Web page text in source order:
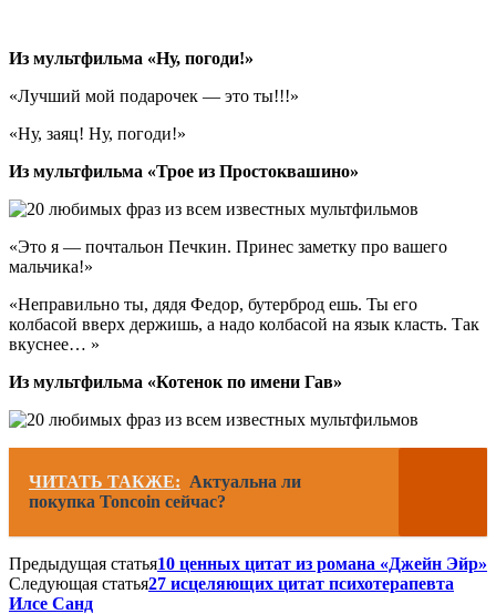
Из мультфильма «Ну, погоди!»
«Лучший мой подарочек ― это ты!!!»
«Ну, заяц! Ну, погоди!»
Из мультфильма «Трое из Простоквашино»
«Это я ― почтальон Печкин. Принес заметку про вашего
мальчика!»
«Неправильно ты, дядя Федор, бутерброд ешь. Ты его
колбасой вверх держишь, а надо колбасой на язык класть. Так
вкуснее… »
Из мультфильма «Котенок по имени Гав»
ЧИТАТЬ ТАКЖЕ: Актуальна ли
покупка Toncoin сейчас?
Предыдущая статья10 ценных цитат из романа «Джейн Эйр»
Следующая статья27 исцеляющих цитат психотерапевта
Илсе Санд